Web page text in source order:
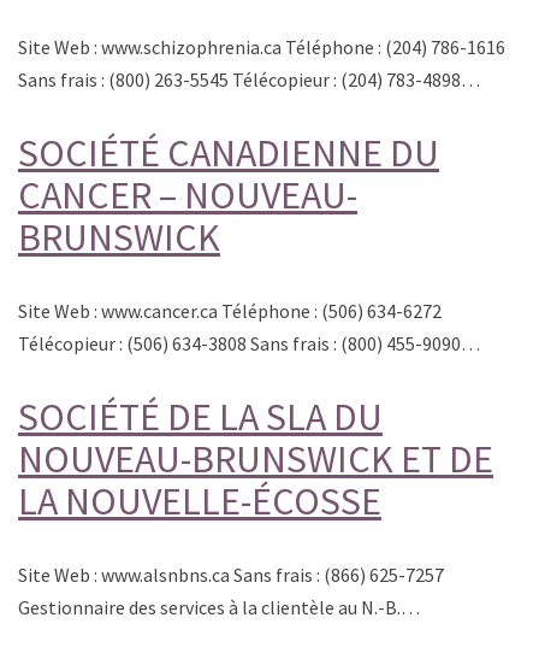
Site Web : www.schizophrenia.ca Téléphone : (204) 786-1616
Sans frais : (800) 263-5545 Télécopieur : (204) 783-4898…
SOCIÉTÉ CANADIENNE DU
CANCER – NOUVEAU-
BRUNSWICK
Site Web : www.cancer.ca Téléphone : (506) 634-6272
Télécopieur : (506) 634-3808 Sans frais : (800) 455-9090…
SOCIÉTÉ DE LA SLA DU
NOUVEAU-BRUNSWICK ET DE
LA NOUVELLE-ÉCOSSE
Site Web : www.alsnbns.ca Sans frais : (866) 625-7257
Gestionnaire des services à la clientèle au N.-B.…